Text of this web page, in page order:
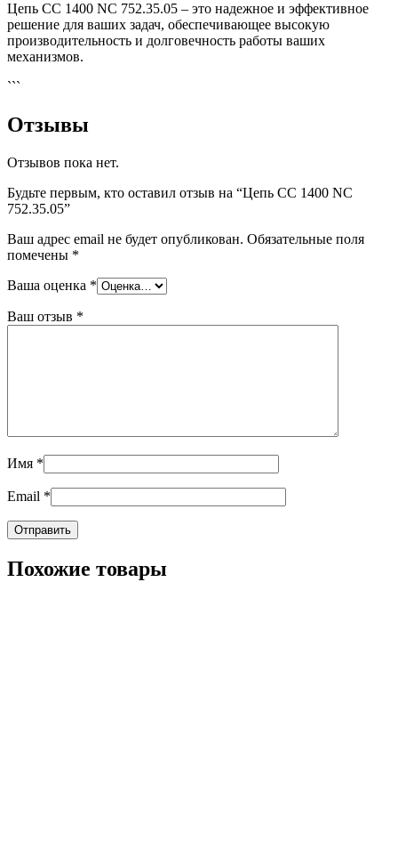
Цепь CC 1400 NC 752.35.05 – это надежное и эффективное
решение для ваших задач, обеспечивающее высокую
производительность и долговечность работы ваших
механизмов.
```
Отзывы
Отзывов пока нет.
Будьте первым, кто оставил отзыв на “Цепь CC 1400 NC
752.35.05”
Ваш адрес email не будет опубликован. Обязательные поля
помечены *
Ваша оценка *
Ваш отзыв *
Имя *
Email *
Похожие товары